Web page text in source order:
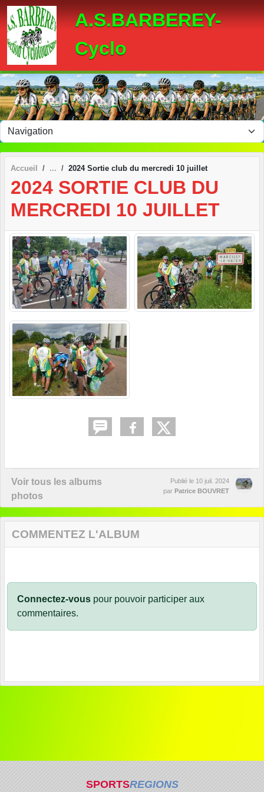
A.S.BARBEREY-
Cyclo
Accueil 2024 Sortie club du mercredi 10 juillet
2024 SORTIE CLUB DU
MERCREDI 10 JUILLET
Voir tous les albums
photos
Publié le 10 juil. 2024
par Patrice BOUVRET
COMMENTEZ L'ALBUM
Connectez-vous pour pouvoir participer aux
commentaires.
SPORTSREGIONS
Panneau de gestion des cookies